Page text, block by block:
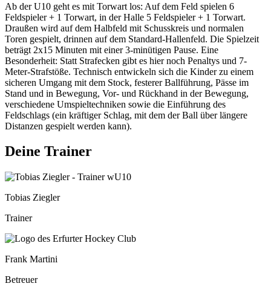
Ab der U10 geht es mit Torwart los: Auf dem Feld spielen 6
Feldspieler + 1 Torwart, in der Halle 5 Feldspieler + 1 Torwart.
Draußen wird auf dem Halbfeld mit Schusskreis und normalen
Toren gespielt, drinnen auf dem Standard-Hallenfeld. Die Spielzeit
beträgt 2x15 Minuten mit einer 3-minütigen Pause. Eine
Besonderheit: Statt Strafecken gibt es hier noch Penaltys und 7-
Meter-Strafstöße. Technisch entwickeln sich die Kinder zu einem
sicheren Umgang mit dem Stock, festerer Ballführung, Pässe im
Stand und in Bewegung, Vor- und Rückhand in der Bewegung,
verschiedene Umspieltechniken sowie die Einführung des
Feldschlags (ein kräftiger Schlag, mit dem der Ball über längere
Distanzen gespielt werden kann).
Deine Trainer
Tobias Ziegler
Trainer
Frank Martini
Betreuer